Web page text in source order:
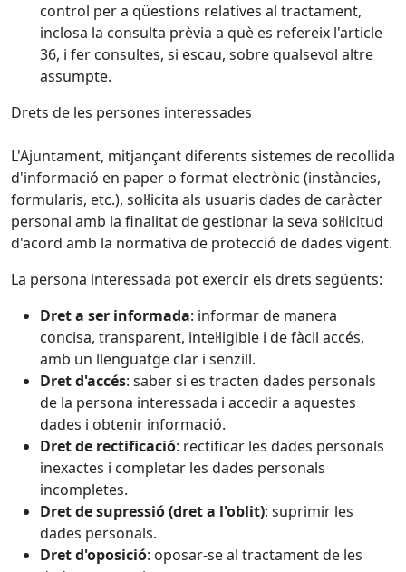
control per a qüestions relatives al tractament,
inclosa la consulta prèvia a què es refereix l'article
36, i fer consultes, si escau, sobre qualsevol altre
assumpte.
Drets de les persones interessades
L'Ajuntament, mitjançant diferents sistemes de recollida
d'informació en paper o format electrònic (instàncies,
formularis, etc.), sol·licita als usuaris dades de caràcter
personal amb la finalitat de gestionar la seva sol·licitud
d'acord amb la normativa de protecció de dades vigent.
La persona interessada pot exercir els drets següents:
Dret a ser informada: informar de manera
concisa, transparent, intel·ligible i de fàcil accés,
amb un llenguatge clar i senzill.
Dret d'accés: saber si es tracten dades personals
de la persona interessada i accedir a aquestes
dades i obtenir informació.
Dret de rectificació: rectificar les dades personals
inexactes i completar les dades personals
incompletes.
Dret de supressió (dret a l'oblit): suprimir les
dades personals.
Dret d'oposició: oposar-se al tractament de les